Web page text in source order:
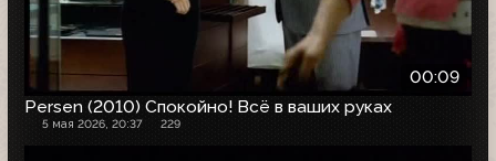
00:09
Persen (2010) Спокойно! Всё в ваших руках
5 мая 2026, 20:37 229